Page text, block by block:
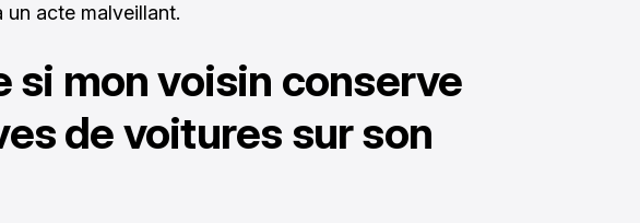
un acte malveillant.
si mon voisin conserve
de voitures sur son